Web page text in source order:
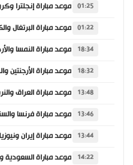
01:25
01:22
18:34
18:32
13:48
13:46
13:44
14:22